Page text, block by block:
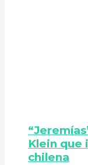
Klein que
chilena